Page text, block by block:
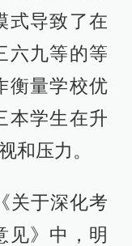
式导致了在
六九等的等
衡量学校优
本学生在升
和压力。
关于深化考
见》中，明